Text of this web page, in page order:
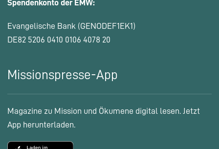
Spendenkonto der EMW:
Evangelische Bank (GENODEF1EK1)
DE82 5206 0410 0106 4078 20
Missionspresse-App
Magazine zu Mission und Ökumene digital lesen. Jetzt
App herunterladen.